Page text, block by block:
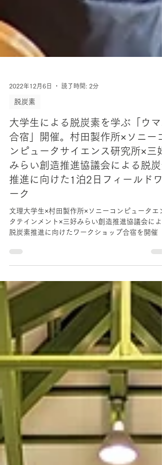
2022年12月6日
脱炭素
大学生による脱炭素を学ぶ「ウマ
合宿」開催。村田製作所×ソニーコ
ンピュータサイエンス研究所×三好
推進に向けた1泊2日フィールドワ
文理大学生×村田製作所×ソニーコンピュータエン
タテインメント×三好みらい創造推進協議会によ
脱炭素推進に向けたワークショップ合宿を開催